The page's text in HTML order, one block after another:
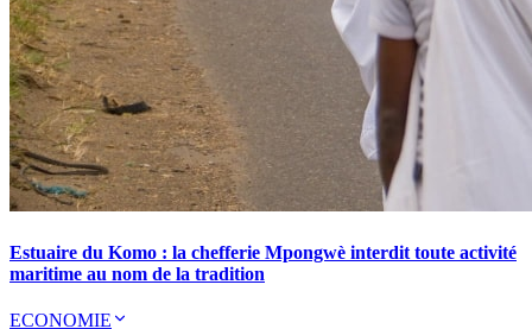
Estuaire du Komo : la chefferie Mpongwè interdit toute activité
maritime au nom de la tradition
ECONOMIE